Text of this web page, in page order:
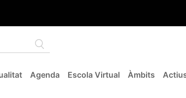
Agenda Escola Virtual Àmbits